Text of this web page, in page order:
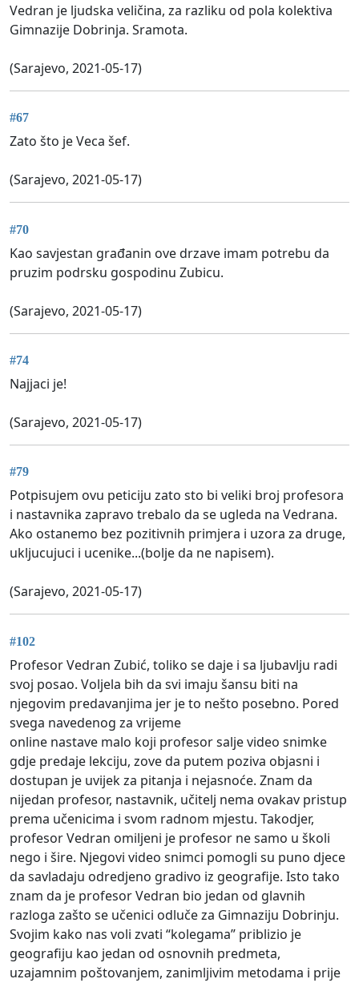
Vedran je ljudska veličina, za razliku od pola kolektiva
Gimnazije Dobrinja. Sramota.
(Sarajevo, 2021-05-17)
#67
Zato što je Veca šef.
(Sarajevo, 2021-05-17)
#70
Kao savjestan građanin ove drzave imam potrebu da
pruzim podrsku gospodinu Zubicu.
(Sarajevo, 2021-05-17)
#74
Najjaci je!
(Sarajevo, 2021-05-17)
#79
Potpisujem ovu peticiju zato sto bi veliki broj profesora
i nastavnika zapravo trebalo da se ugleda na Vedrana.
Ako ostanemo bez pozitivnih primjera i uzora za druge,
ukljucujuci i ucenike...(bolje da ne napisem).
(Sarajevo, 2021-05-17)
#102
Profesor Vedran Zubić, toliko se daje i sa ljubavlju radi
svoj posao. Voljela bih da svi imaju šansu biti na
njegovim predavanjima jer je to nešto posebno. Pored
svega navedenog za vrijeme
online nastave malo koji profesor salje video snimke
gdje predaje lekciju, zove da putem poziva objasni i
dostupan je uvijek za pitanja i nejasnoće. Znam da
nijedan profesor, nastavnik, učitelj nema ovakav pristup
prema učenicima i svom radnom mjestu. Takodjer,
profesor Vedran omiljeni je profesor ne samo u školi
nego i šire. Njegovi video snimci pomogli su puno djece
da savladaju odredjeno gradivo iz geografije. Isto tako
znam da je profesor Vedran bio jedan od glavnih
razloga zašto se učenici odluče za Gimnaziju Dobrinju.
Svojim kako nas voli zvati “kolegama” priblizio je
geografiju kao jedan od osnovnih predmeta,
uzajamnim poštovanjem, zanimljivim metodama i prije